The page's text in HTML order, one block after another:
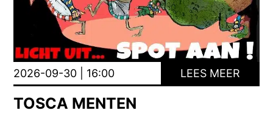
2026-09-30 | 16:00 LEES MEER
TOSCA MENTEN